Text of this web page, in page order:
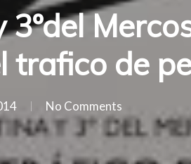
trafico de
No Comments